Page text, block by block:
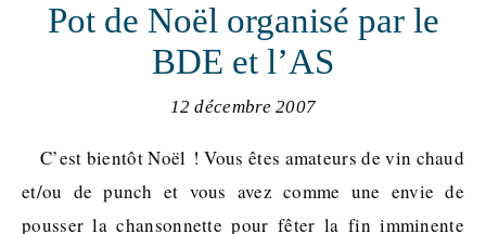
Pot de Noël organisé par le
BDE et l’AS
12 décembre 2007
C’est bientôt Noël ! Vous êtes amateurs de vin chaud
et/ou de punch et vous avez comme une envie de
pousser la chansonnette pour fêter la fin imminente